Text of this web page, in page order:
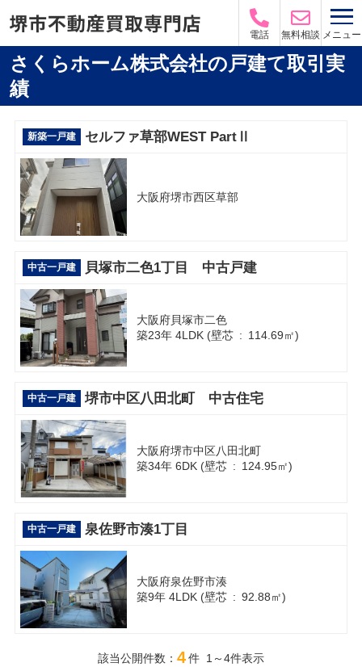
電話 無料相談 メニュー
さくらホーム株式会社の戸建て取引実
績
新築一戸建 セルファ草部WEST PartⅡ
大阪府堺市西区草部
中古一戸建 貝塚市二色1丁目 中古戸建
大阪府貝塚市二色
築23年 4LDK (壁芯 : 114.69㎡)
中古一戸建 堺市中区八田北町 中古住宅
大阪府堺市中区八田北町
築34年 6DK (壁芯 : 124.95㎡)
中古一戸建 泉佐野市湊1丁目
大阪府泉佐野市湊
築9年 4LDK (壁芯 : 92.88㎡)
該当公開件数： 4件 1～4件表示